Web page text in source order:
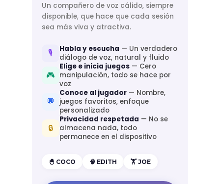
Un compañero de voz cálido, siempre
disponible, que hace que cada sesión
sea más viva y atractiva.
🎙️ Habla y escucha — Un verdadero
diálogo de voz, natural y fluido
🎮
Elige e inicia juegos— Cero
manipulación, todo se hace por
voz
💬
Conoce al jugador— Nombre,
juegos favoritos, enfoque
personalizado
🔒
Privacidad respetada — No se
almacena nada, todo
permanece en el dispositivo
🐣 COCO 🧠 EDITH 🏋️ JOE